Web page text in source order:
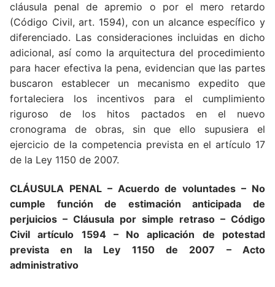
cláusula penal de apremio o por el mero retardo
(Código Civil, art. 1594), con un alcance específico y
diferenciado. Las consideraciones incluidas en dicho
adicional, así como la arquitectura del procedimiento
para hacer efectiva la pena, evidencian que las partes
buscaron establecer un mecanismo expedito que
fortaleciera los incentivos para el cumplimiento
riguroso de los hitos pactados en el nuevo
cronograma de obras, sin que ello supusiera el
ejercicio de la competencia prevista en el artículo 17
de la Ley 1150 de 2007.
CLÁUSULA PENAL – Acuerdo de voluntades – No
cumple función de estimación anticipada de
perjuicios – Cláusula por simple retraso – Código
Civil artículo 1594 – No aplicación de potestad
prevista en la Ley 1150 de 2007 – Acto
administrativo